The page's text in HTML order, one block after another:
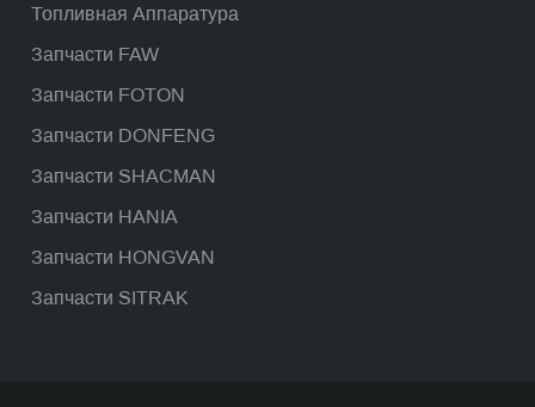
Топливная Аппаратура
Запчасти FAW
Запчасти FOTON
Запчасти DONFENG
Запчасти SHACMAN
Запчасти HANIA
Запчасти HONGVAN
Запчасти SITRAK